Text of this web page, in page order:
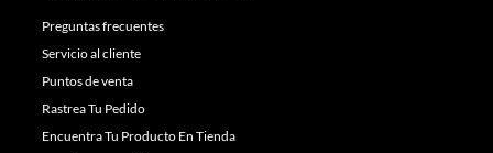
Preguntas frecuentes
Servicio al cliente
Puntos de venta
Rastrea Tu Pedido
Encuentra Tu Producto En Tienda